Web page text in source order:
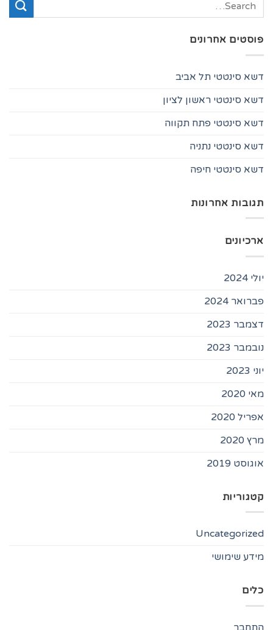
פוסטים אחרונים
דשא סינטטי תל אביב
דשא סינטטי ראשון לציון
דשא סינטטי פתח תקווה
דשא סינטטי נתניה
דשא סינטטי חיפה
תגובות אחרונות
ארכיונים
יולי 2024
פברואר 2024
דצמבר 2023
נובמבר 2023
יוני 2023
מאי 2020
אפריל 2020
מרץ 2020
אוגוסט 2019
קטגוריות
Uncategorized
מידע שימושי
כלים
התחבר